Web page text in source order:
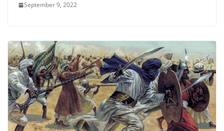
September 9, 2022